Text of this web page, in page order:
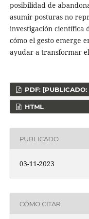
posibilidad de
asumir posturas no
investigación científica
cómo el gesto emerge
ayudar a transformar
PDF: [PUBLICADO:
HTML
PUBLICADO
03-11-2023
CÓMO CITAR